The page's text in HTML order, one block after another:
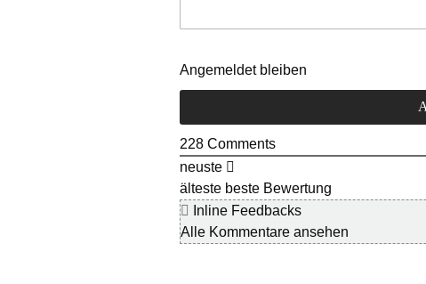
Angemeldet bleiben
228 Comments
neuste
älteste beste Bewertung
Inline Feedbacks
Alle Kommentare ansehen